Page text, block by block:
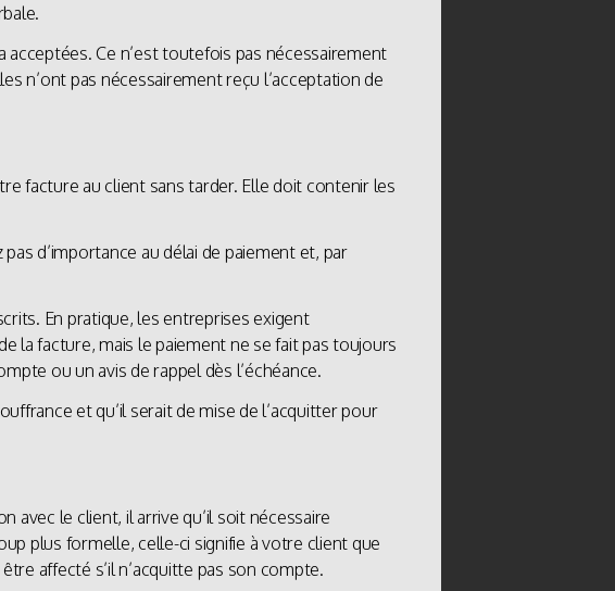
Ce n’est toutefois pas nécessairement
n’ont pas nécessairement reçu l’acceptation de
facture au client sans tarder. Elle doit contenir les
d’importance au délai de paiement et, par
En pratique, les entreprises exigent
la facture, mais le paiement ne se fait pas toujours
ou un avis de rappel dès l’échéance.
et qu’il serait de mise de l’acquitter pour
avec le client, il arrive qu’il soit nécessaire
plus formelle, celle-ci signifie à votre client que
affecté s’il n’acquitte pas son compte.